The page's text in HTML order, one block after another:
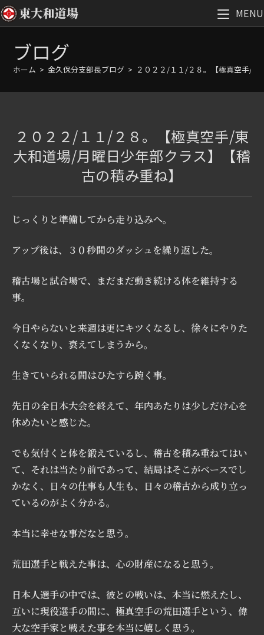
ツ
MENU
ブログ
ホーム > 金久保分支部長ブログ > ２０２２/１１/２８。【極真空手/
２０２２/１１/２８。【極真空手/東
大和道場/月曜日少年部クラス】【稽
古の積み重ね】
じっくりと準備してから走り込みへ。
アップ後は、３０秒間のダッシュを繰り返した。
稽古場と試合場で、まだまだ動き続ける体を維持する
事。
今日やらないと来週は更にキツくなるし、徐々にやりた
くなくなり、衰えてしまうから。
生きていられる間はひたすら踠く事。
先日の全日本大会を終えて、年内あたりは少しだけ心を
休めたいと感じた。
でも気付くと体を鍛えているし、稽古を積み重ねてはい
て、それは当たり前であって、結局はそこがベースでし
かなく、日々の仕事も人生も、日々の稽古から成り立っ
ているのがよく分かる。
本当に幸せな事だなと思う。
荒田選手と戦えた事は、心の財産になると思う。
日本人選手の中では、彼との戦いは、本当に燃えたし、
互いに現役選手の間に、極真空手の荒田選手という、偉
大な空手家と戦えた事を本当に嬉しく思う。